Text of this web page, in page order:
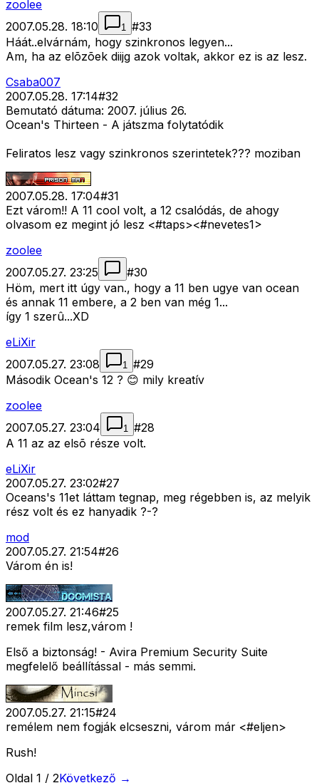
zoolee
2007.05.28. 18:10
1 #33
Háát..elvárnám, hogy szinkronos legyen...
Am, ha az elõzõek diijg azok voltak, akkor ez is az lesz.
Csaba007
2007.05.28. 17:14#32
Bemutató dátuma: 2007. július 26.
Ocean's Thirteen - A játszma folytatódik
Feliratos lesz vagy szinkronos szerintetek??? moziban
2007.05.28. 17:04#31
Ezt várom!! A 11 cool volt, a 12 csalódás, de ahogy
olvasom ez megint jó lesz <#taps><#nevetes1>
zoolee
2007.05.27. 23:25
#30
Höm, mert itt úgy van., hogy a 11 ben ugye van ocean
és annak 11 embere, a 2 ben van még 1...
így 1 szerû...XD
eLiXir
2007.05.27. 23:08
1 #29
Második Ocean's 12 ? 😊 mily kreatív
zoolee
2007.05.27. 23:04
1 #28
A 11 az az elsõ része volt.
eLiXir
2007.05.27. 23:02#27
Oceans's 11et láttam tegnap, meg régebben is, az melyik
rész volt és ez hanyadik ?-?
mod
2007.05.27. 21:54#26
Várom én is!
2007.05.27. 21:46#25
remek film lesz,várom !
Első a biztonság! - Avira Premium Security Suite
megfelelő beállítással - más semmi.
2007.05.27. 21:15#24
remélem nem fogják elcseszni, várom már <#eljen>
Rush!
Oldal 1 / 2Következő →